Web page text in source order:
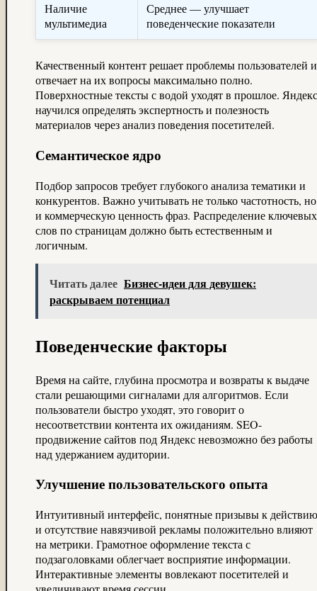
Наличие
мультимедиа
Среднее — улучшает
поведенческие показатели
Качественный контент решает проблемы пользователей и
отвечает на их вопросы максимально полно.
Поверхностные тексты с водой уходят в прошлое. Яндекс
научился определять экспертность и полезность
материалов через анализ поведения посетителей.
Семантическое ядро
Подбор запросов требует глубокого анализа тематики и
конкурентов. Важно учитывать не только частотность, но
и коммерческую ценность фраз. Распределение ключевых
слов по страницам должно быть естественным и
логичным.
Читать далее Бизнес-идеи для девушек:
раскрываем потенциал
Поведенческие факторы
Время на сайте, глубина просмотра и возвраты к выдаче
стали решающими сигналами для алгоритмов. Если
пользователи быстро уходят, это говорит о
несоответствии контента их ожиданиям. SEO-
продвижение сайтов под Яндекс невозможно без работы
над удержанием аудитории.
Улучшение пользовательского опыта
Интуитивный интерфейс, понятные призывы к действию
и отсутствие навязчивой рекламы положительно влияют
на метрики. Грамотное оформление текста с
подзаголовками облегчает восприятие информации.
Интерактивные элементы вовлекают посетителей и